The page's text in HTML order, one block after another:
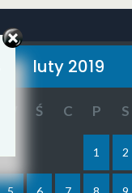
luty 2019
Ś C P S
1 2